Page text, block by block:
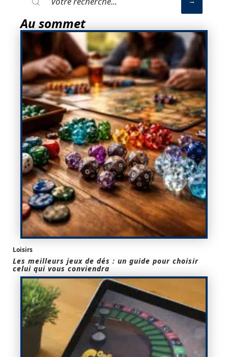
Au sommet
Loisirs
Les meilleurs jeux de dés : un guide pour choisir
celui qui vous conviendra